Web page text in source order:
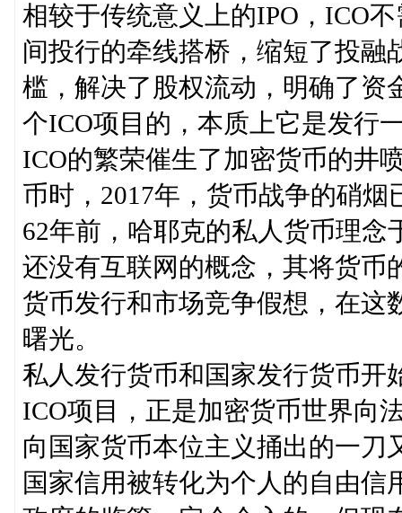
相较于传统意义上的IPO，ICO
间投行的牵线搭桥，缩短了投融
槛，解决了股权流动，明确了资
个ICO项目的，本质上它是发行
ICO的繁荣催生了加密货币的井
币时，2017年，货币战争的硝烟
62年前，哈耶克的私人货币理
还没有互联网的概念，其将货币
货币发行和市场竞争假想，在这
曙光。
私人发行货币和国家发行货币开
ICO项目，正是加密货币世界向
向国家货币本位主义捅出的一刀
国家信用被转化为个人的自由信